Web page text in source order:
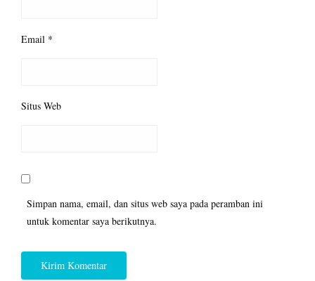
Email *
Situs Web
Simpan nama, email, dan situs web saya pada peramban ini
untuk komentar saya berikutnya.